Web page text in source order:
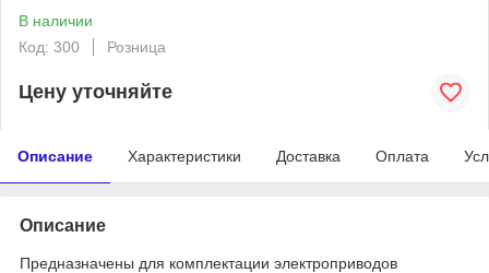
В наличии
Код: 300
Розница
Цену уточняйте
Описание Характеристики Доставка Оплата
Описание
Предназначены для комплектации электроприводов